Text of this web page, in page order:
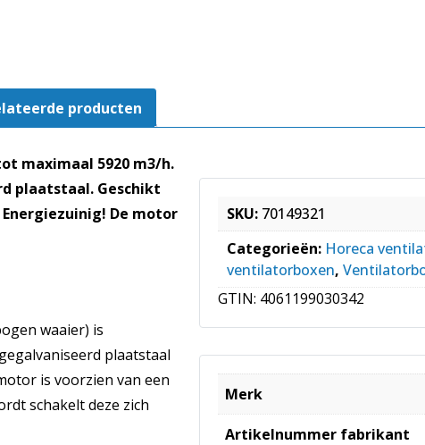
producten
maximaal 5920 m3/h.
plaatstaal. Geschikt
De motor
waaier) is
plaatstaal
is voorzien van een
schakelt deze zich
SKU: 70149321
Categorieën: Horeca
ventilatorboxen,
GTIN: 4061199030342
Merk
Artikelnummer fabrikant